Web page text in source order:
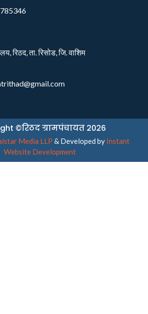
रिठद, ता. रिसोड, जि. वाशिम
©रिठद ग्रामपंचायत 2026
Media LLP & Developed by Instant
Website Development